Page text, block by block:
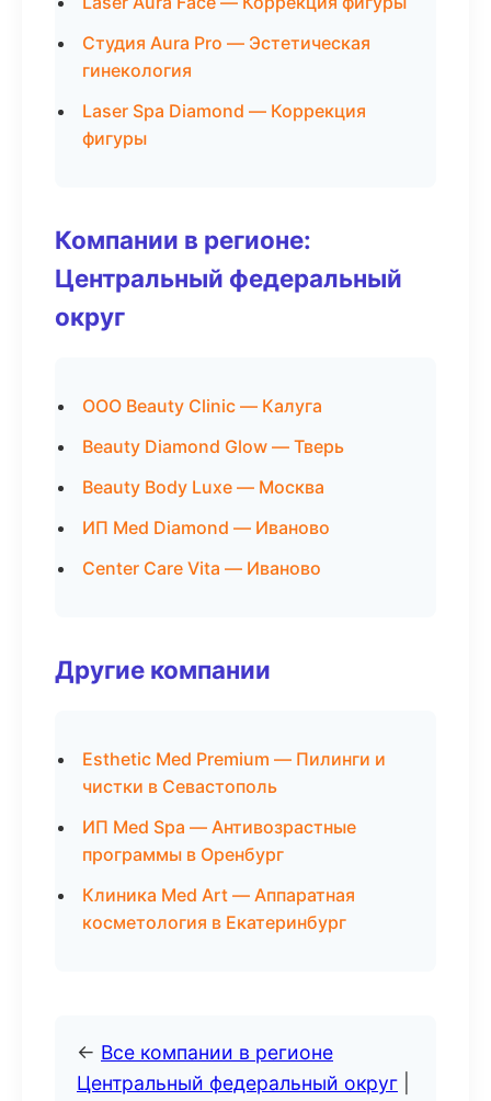
Студия Aura Pro — Эстетическая
гинекология
Laser Spa Diamond — Коррекция
фигуры
Компании в регионе:
Центральный федеральный
округ
ООО Beauty Clinic — Калуга
Beauty Diamond Glow — Тверь
Beauty Body Luxe — Москва
ИП Med Diamond — Иваново
Center Care Vita — Иваново
Другие компании
Esthetic Med Premium — Пилинги и
чистки в Севастополь
ИП Med Spa — Антивозрастные
программы в Оренбург
Клиника Med Art — Аппаратная
косметология в Екатеринбург
← Все компании в регионе
Центральный федеральный округ